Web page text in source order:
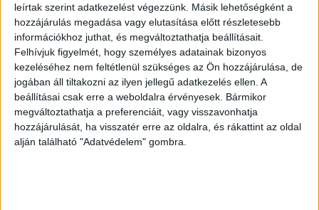
leírtak szerint adatkezelést végezzünk. Másik lehetőségként a
hozzájárulás megadása vagy elutasítása előtt részletesebb
információkhoz juthat, és megváltoztathatja beállításait.
Felhívjuk figyelmét, hogy személyes adatainak bizonyos
kezeléséhez nem feltétlenül szükséges az Ön hozzájárulása, de
jogában áll tiltakozni az ilyen jellegű adatkezelés ellen. A
beállításai csak erre a weboldalra érvényesek. Bármikor
megváltoztathatja a preferenciáit, vagy visszavonhatja
hozzájárulását, ha visszatér erre az oldalra, és rákattint az oldal
alján található "Adatvédelem" gombra.
A február 4-i nyitó ceremóniát megelőzően további nevek
várhatók a „Team Discovery” szakértői névsorába.
A2022-es Pekingi Téli Olimpiai Játékok a február 4-i,
pénteki nyitó ceremóniával kezdődik, amelyet az
Eurosport és az Eurosport applikációja élőben közvetít az
első, február 2-i eseménytől indulva Európa több mint 50
piacán.